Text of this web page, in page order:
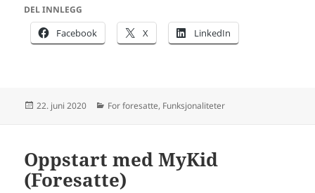
DEL INNLEGG
Facebook X LinkedIn
Publisert
22. juni 2020 Kategorier
For foresatte, Funksjonaliteter
Oppstart med MyKid
(Foresatte)